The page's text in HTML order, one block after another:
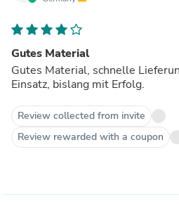
Gutes Material
Gutes Material, schnelle
Einsatz, bislang mit Erfolg.
Review collected from invite
Review rewarded with a coupon